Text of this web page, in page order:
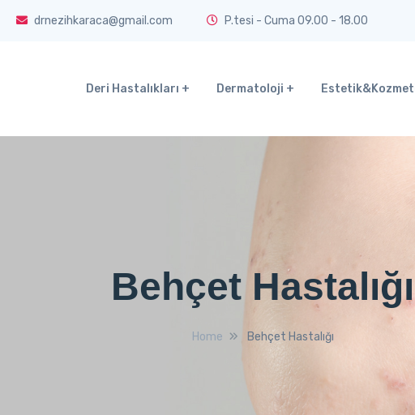
drnezihkaraca@gmail.com P.tesi - Cuma 09.00 - 18.00
Deri Hastalıkları Dermatoloji
Behçet Hastalığı
Home Behçet Hastalığı